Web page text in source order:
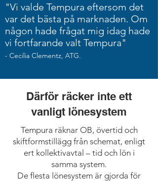
"Vi valde Tempura eftersom det
var det bästa på marknaden. Om
någon hade frågat mig idag hade
vi fortfarande valt Tempura"
- Cecilia Clementz, ATG.
Därför räcker inte ett
vanligt lönesystem
Tempura räknar OB, övertid och
skiftformstillägg från schemat, enligt
ert kollektivavtal – tid och lön i
samma system.
De flesta lönesystem är gjorda för